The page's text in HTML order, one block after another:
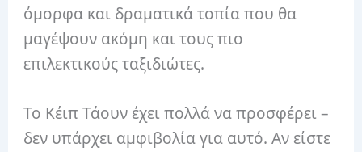
όμορφα και δραματικά τοπία που θα
μαγέψουν ακόμη και τους πιο
επιλεκτικούς ταξιδιώτες.
Το Κέιπ Τάουν έχει πολλά να προσφέρει –
δεν υπάρχει αμφιβολία για αυτό. Αν είστε